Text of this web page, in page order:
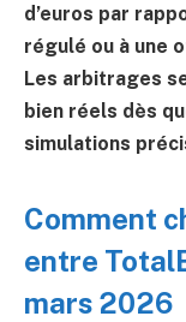
d’euros par
régulé ou à une
Les arbitrages
bien réels dès
simulations
Comment
entre
mars 2026